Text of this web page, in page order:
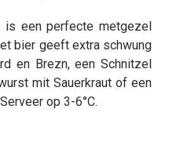
is een perfecte metgezel
bier geeft extra schwung
en Brezn, een Schnitzel
mit Sauerkraut of een
op 3-6°C.